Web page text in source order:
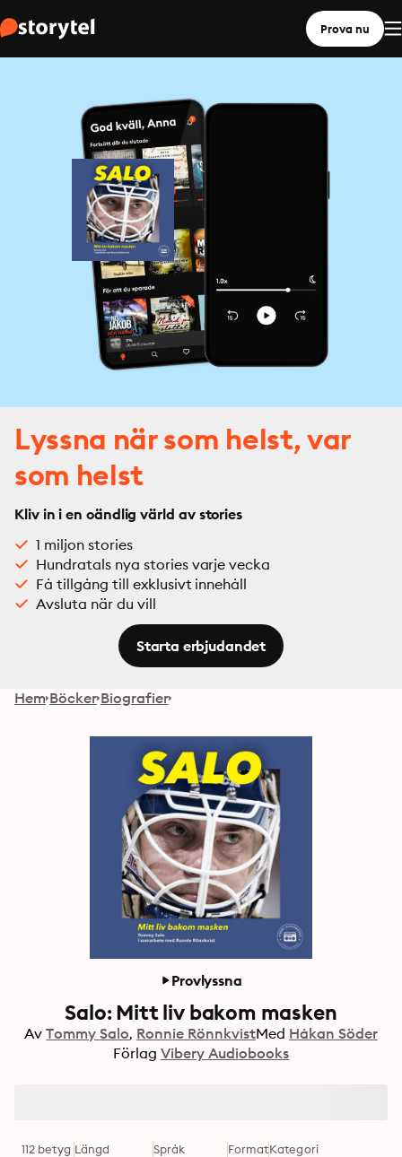
Prova nu
Lyssna när som helst, var
som helst
Kliv in i en oändlig värld av stories
1 miljon stories
Hundratals nya stories varje vecka
Få tillgång till exklusivt innehåll
Avsluta när du vill
Starta erbjudandet
Hem Böcker Biografier
Provlyssna
Salo: Mitt liv bakom masken
Av Tommy Salo Ronnie RönnkvistMed Håkan Söder
Förlag Vibery Audiobooks
112 betyg Längd Språk FormatKategori